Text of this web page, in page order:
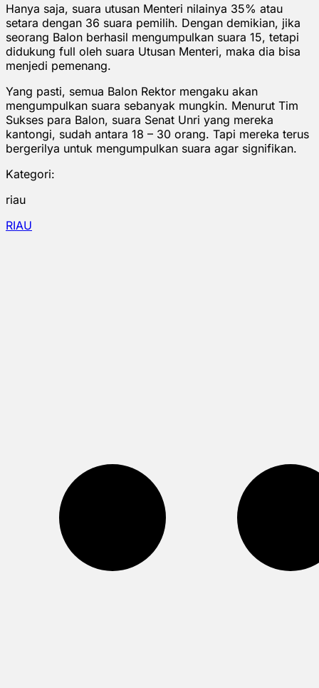
Hanya saja, suara utusan Menteri nilainya 35% atau
setara dengan 36 suara pemilih. Dengan demikian, jika
seorang Balon berhasil mengumpulkan suara 15, tetapi
didukung full oleh suara Utusan Menteri, maka dia bisa
menjedi pemenang.
Yang pasti, semua Balon Rektor mengaku akan
mengumpulkan suara sebanyak mungkin. Menurut Tim
Sukses para Balon, suara Senat Unri yang mereka
kantongi, sudah antara 18 – 30 orang. Tapi mereka terus
bergerilya untuk mengumpulkan suara agar signifikan.
Kategori:
riau
RIAU